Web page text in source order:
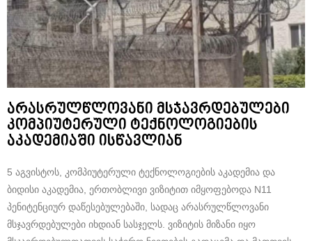
არასრულწლოვანი მსჯავრდებულები
კომპიუტერული ტექნოლოგიების
აკადემიაში ისწავლიან
5 აგვისტოს, კომპიუტერული ტექნოლოგიების აკადემია და
ბიდისი აკადემია, ერთობლივი ვიზიტით იმყოფებოდა N11
პენიტენციურ დაწესებულებაში, სადაც არასრულწლოვანი
მსჯავრდებულები იხდიან სასჯელს. ვიზიტის მიზანი იყო